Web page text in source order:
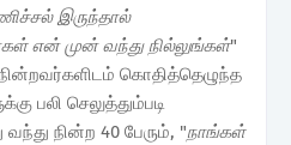
இருந்தால்
என் முன் வந்து நில்லுங்கள்"
கொதித்தெழுந்த
பலி செலுத்தும்படி
நின்ற 40 பேரும், "நாங்கள்